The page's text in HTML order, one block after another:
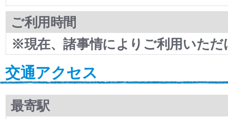
ご利用時間
※現在、諸事情によりご利用いただ
交通アクセス
最寄駅